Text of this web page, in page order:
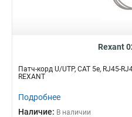
Rexant
Патч-корд U/UTP, CAT 5e, RJ45-
REXANT
Подробнее
Наличие: В наличии